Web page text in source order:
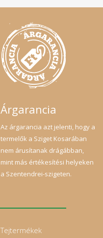
Árgarancia
Az árgarancia azt jelenti, hogy a
termelők a Sziget Kosarában
nem árusítanak drágábban,
mint más értékesítési helyeken
a Szentendrei-szigeten.
Tejtermékek